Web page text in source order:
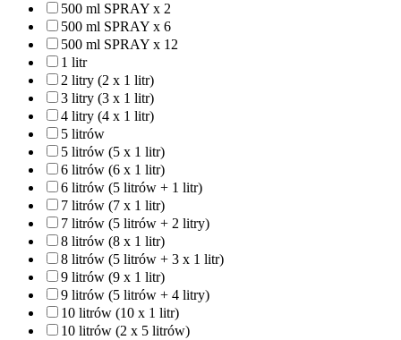
500 ml SPRAY x 2
500 ml SPRAY x 6
500 ml SPRAY x 12
1 litr
2 litry (2 x 1 litr)
3 litry (3 x 1 litr)
4 litry (4 x 1 litr)
5 litrów
5 litrów (5 x 1 litr)
6 litrów (6 x 1 litr)
6 litrów (5 litrów + 1 litr)
7 litrów (7 x 1 litr)
7 litrów (5 litrów + 2 litry)
8 litrów (8 x 1 litr)
8 litrów (5 litrów + 3 x 1 litr)
9 litrów (9 x 1 litr)
9 litrów (5 litrów + 4 litry)
10 litrów (10 x 1 litr)
10 litrów (2 x 5 litrów)